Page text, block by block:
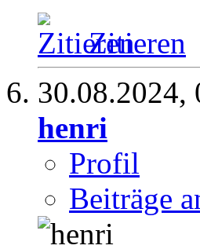
Zitieren
30.08.2024,
henri
Profil
Beiträge